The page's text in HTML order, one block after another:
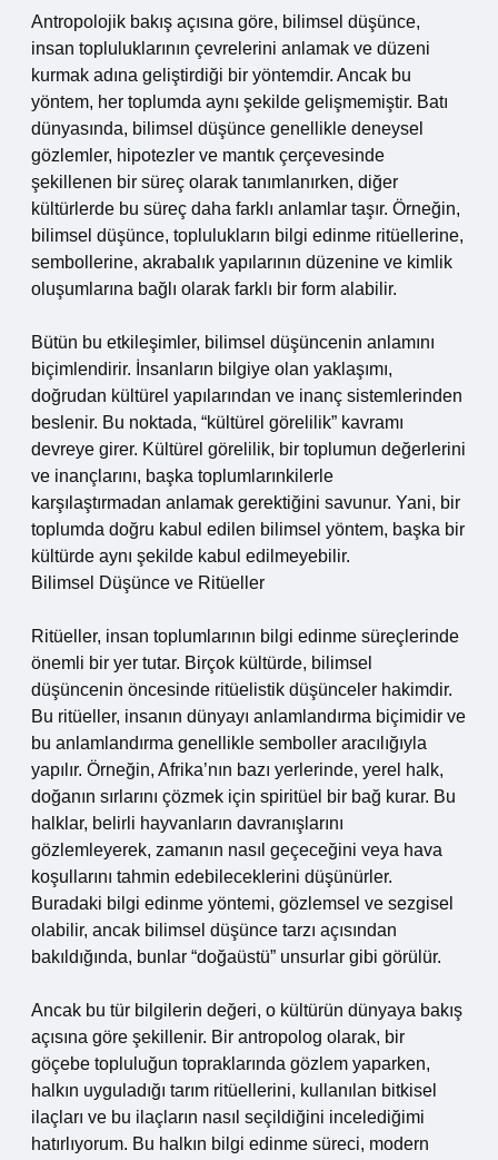
Antropolojik bakış açısına göre, bilimsel düşünce,
insan topluluklarının çevrelerini anlamak ve düzeni
kurmak adına geliştirdiği bir yöntemdir. Ancak bu
yöntem, her toplumda aynı şekilde gelişmemiştir. Batı
dünyasında, bilimsel düşünce genellikle deneysel
gözlemler, hipotezler ve mantık çerçevesinde
şekillenen bir süreç olarak tanımlanırken, diğer
kültürlerde bu süreç daha farklı anlamlar taşır. Örneğin,
bilimsel düşünce, toplulukların bilgi edinme ritüellerine,
sembollerine, akrabalık yapılarının düzenine ve kimlik
oluşumlarına bağlı olarak farklı bir form alabilir.
Bütün bu etkileşimler, bilimsel düşüncenin anlamını
biçimlendirir. İnsanların bilgiye olan yaklaşımı,
doğrudan kültürel yapılarından ve inanç sistemlerinden
beslenir. Bu noktada, “kültürel görelilik” kavramı
devreye girer. Kültürel görelilik, bir toplumun değerlerini
ve inançlarını, başka toplumlarınkilerle
karşılaştırmadan anlamak gerektiğini savunur. Yani, bir
toplumda doğru kabul edilen bilimsel yöntem, başka bir
kültürde aynı şekilde kabul edilmeyebilir.
Bilimsel Düşünce ve Ritüeller
Ritüeller, insan toplumlarının bilgi edinme süreçlerinde
önemli bir yer tutar. Birçok kültürde, bilimsel
düşüncenin öncesinde ritüelistik düşünceler hakimdir.
Bu ritüeller, insanın dünyayı anlamlandırma biçimidir ve
bu anlamlandırma genellikle semboller aracılığıyla
yapılır. Örneğin, Afrika’nın bazı yerlerinde, yerel halk,
doğanın sırlarını çözmek için spiritüel bir bağ kurar. Bu
halklar, belirli hayvanların davranışlarını
gözlemleyerek, zamanın nasıl geçeceğini veya hava
koşullarını tahmin edebileceklerini düşünürler.
Buradaki bilgi edinme yöntemi, gözlemsel ve sezgisel
olabilir, ancak bilimsel düşünce tarzı açısından
bakıldığında, bunlar “doğaüstü” unsurlar gibi görülür.
Ancak bu tür bilgilerin değeri, o kültürün dünyaya bakış
açısına göre şekillenir. Bir antropolog olarak, bir
göçebe topluluğun topraklarında gözlem yaparken,
halkın uyguladığı tarım ritüellerini, kullanılan bitkisel
ilaçları ve bu ilaçların nasıl seçildiğini incelediğimi
hatırlıyorum. Bu halkın bilgi edinme süreci, modern